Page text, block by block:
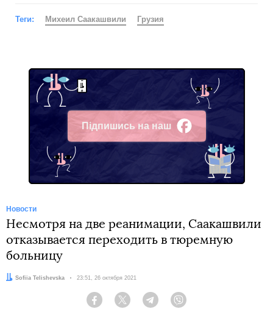
Теги: Михеил Саакашвили Грузия
Підпишись на наш
Facebook
Новости
Несмотря на две реанимации, Саакашвили
отказывается переходить в тюремную
больницу
Автор:
Sofiia Telishevska Дата:
23:51, 26 октября 2021
Facebook Twitter Telegram